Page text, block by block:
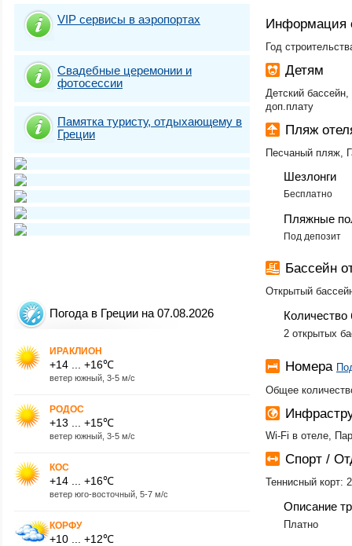
VIP сервисы в аэропортах
Свадебные церемонии и
фотосесcии
Памятка туристу, отдыхающему в
Греции
Погода в Греции на 07.08.2026
ИРАКЛИОН
+14 ... +16℃
ветер южный, 3-5 м/с
РОДОС
+13 ... +15℃
ветер южный, 3-5 м/с
КОС
+14 ... +16℃
ветер юго-восточный, 5-7 м/с
КОРФУ
+10 ... +12℃
Информация
Год
Детям
Детский
доп.плату
Пляж
Песчаный пляж,
Шезлонги
Бесплатно
Пляжные
Под депозит
Бассейн
Открытый
Количество
2 открытых
Номера
Общее
Wi-Fi в отеле,
Спорт /
Теннисный корт:
Описание
Платно